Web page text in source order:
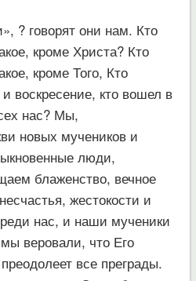
? говорят они нам. Кто
кроме Христа? Кто
кроме Того, Кто
воскресение, кто вошел в
нас? Мы,
новых мучеников и
люди,
блаженство, вечное
жестокости и
нас, и наши мученики
веровали, что Его
все преграды.